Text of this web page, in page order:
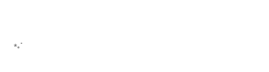
*॰ॱ